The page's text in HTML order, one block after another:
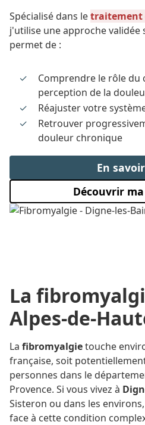
Spécialisé dans letraitement
j'utilise une approche
permet de :
Comprendre le rôle du
perception de la
Réajuster votre
Retrouver
douleur chronique
En
Découvrir
La
Alpes-de-
La fibromyalgietouche
française, soit
personnes dans le
Provence. Si vous vivez à
Sisteron ou dans les
face à cette condition